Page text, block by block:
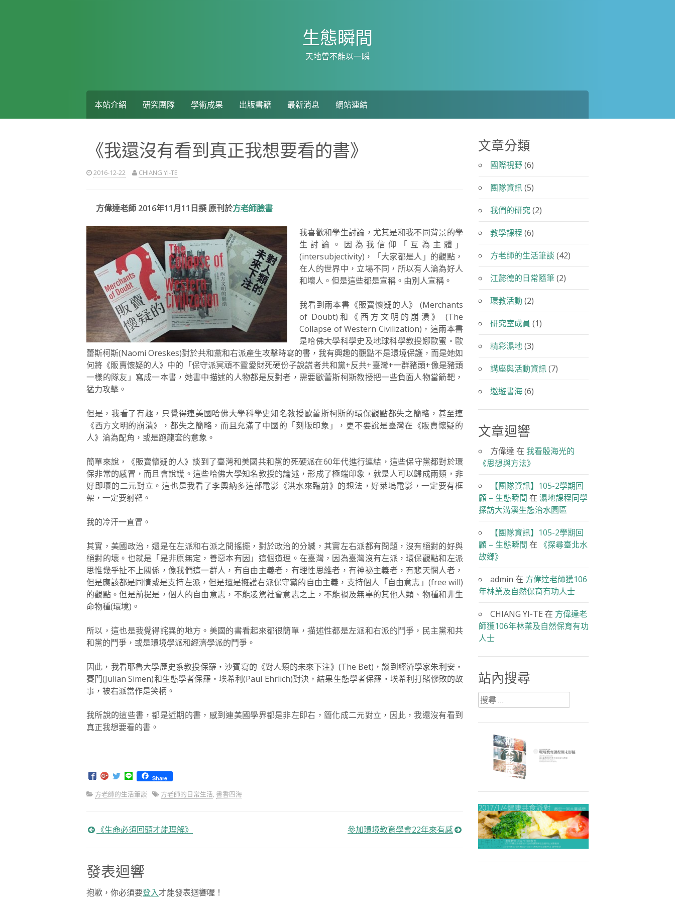
生態瞬間
天地曾不能以一瞬
本站介紹 研究團隊 學術成果 出版書籍 最新消息 網站連結
《我還沒有看到真正我想要看的書》
2016-12-22 CHIANG YI-TE
方偉達老師 2016年11月11日撰 原刊於方老師臉書
我喜歡和學生討論，尤其是和我不同背景的學
生討論。因為我信仰「互為主體」
(intersubjectivity)，「大家都是人」的觀點，
在人的世界中，立場不同，所以有人淪為好人
和壞人。但是這些都是宣稱。由別人宣稱。
我看到兩本書《販賣懷疑的人》 (Merchants
of Doubt)和《西方文明的崩潰》 (The
Collapse of Western Civilization)，這兩本書
是哈佛大學科學史及地球科學教授娜歐蜜‧歐
蕾斯柯斯(Naomi Oreskes)對於共和黨和右派產生攻擊時寫的書，我有興趣的觀點不是環境保護，而是她如
何將《販賣懷疑的人》中的「保守派冥頑不靈愛財死硬份子說謊者共和黨+反共+臺灣+一群豬頭+像是豬頭
一樣的隊友」寫成一本書，她書中描述的人物都是反對者，需要歐蕾斯柯斯教授把一些負面人物當箭靶，
猛力攻擊。
但是，我看了有趣，只覺得連美國哈佛大學科學史知名教授歐蕾斯柯斯的環保觀點都失之簡略，甚至連
《西方文明的崩潰》，都失之簡略，而且充滿了中國的「刻版印象」，更不要說是臺灣在《販賣懷疑的
人》淪為配角，或是跑龍套的意象。
簡單來說，《販賣懷疑的人》談到了臺灣和美國共和黨的死硬派在60年代進行連結，這些保守黨都對於環
保非常的感冒，而且會說謊。這些哈佛大學知名教授的論述，形成了極端印象，就是人可以歸成兩類，非
好即壞的二元對立。這也是我看了李奧納多這部電影《洪水來臨前》的想法，好萊塢電影，一定要有框
架，一定要射靶。
我的冷汗一直冒。
其實，美國政治，還是在左派和右派之間搖擺，對於政治的分贓，其實左右派都有問題，沒有絕對的好與
絕對的壞。也就是「是非原無定，善惡本有因」這個道理。在臺灣，因為臺灣沒有左派，環保觀點和左派
思惟幾乎扯不上關係，像我們這一群人，有自由主義者，有理性思維者，有神祕主義者，有悲天憫人者，
但是應該都是同情或是支持左派，但是還是擁護右派保守黨的自由主義，支持個人「自由意志」(free will)
的觀點。但是前提是，個人的自由意志，不能凌駕社會意志之上，不能禍及無辜的其他人類、物種和非生
命物種(環境)。
所以，這也是我覺得詫異的地方。美國的書看起來都很簡單，描述性都是左派和右派的鬥爭，民主黨和共
和黨的鬥爭，或是環境學派和經濟學派的鬥爭。
因此，我看耶魯大學歷史系教授保羅‧沙賓寫的《對人類的未來下注》(The Bet)，談到經濟學家朱利安‧
賽門(Julian Simen)和生態學者保羅‧埃希利(Paul Ehrlich)對決，結果生態學者保羅‧埃希利打賭慘敗的故
事，被右派當作是笑柄。
我所說的這些書，都是近期的書，感到連美國學界都是非左即右，簡化成二元對立，因此，我還沒有看到
真正我想要看的書。
Share
方老師的生活筆談 方老師的日常生活, 書香四海
文
章
導
《生命必須回頭才能理解》 參加環境教育學會22年來有感
發表迴響
抱歉，你必須要登入才能發表迴響喔！
文章分類
國際視野(6)
團隊資訊(5)
我們的研究(2)
教學課程 (6)
方老師的生活筆談 (42)
江懿德的日常隨筆(2)
環教活動 (2)
研究室成員 (1)
精彩濕地(3)
講座與活動資訊(7)
遨遊書海(6)
文章迴響
方偉達 在 我看殷海光的
《思想與方法》
【團隊資訊】105-2學期回
顧 – 生態瞬間 在 濕地課程同學
探訪大溝溪生態治水園區
【團隊資訊】105-2學期回
顧 – 生態瞬間 在 《探尋臺北水
故鄉》
admin 在 方偉達老師獲106
年林業及自然保育有功人士
CHIANG YI-TE 在 方偉達老
師獲106年林業及自然保育有功
人士
站內搜尋
搜
尋：